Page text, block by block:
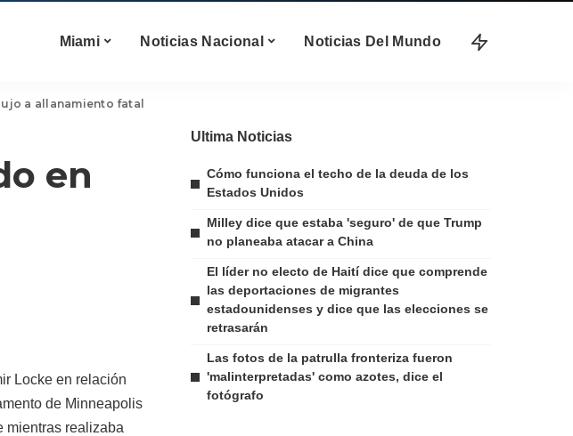
Miami Noticias Nacional Noticias Del Mundo
a allanamiento fatal
en
Locke en relación
de Minneapolis
mientras realizaba
Ultima Noticias
Cómo funciona el techo de la deuda de los
Estados Unidos
Milley dice que estaba 'seguro' de que Trump
no planeaba atacar a China
El líder no electo de Haití dice que comprende
las deportaciones de migrantes
estadounidenses y dice que las elecciones se
retrasarán
Las fotos de la patrulla fronteriza fueron
'malinterpretadas' como azotes, dice el
fotógrafo